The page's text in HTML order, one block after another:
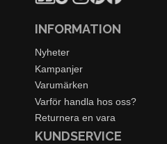
INFORMATION
Nyheter
Kampanjer
Varumärken
Varför handla hos oss?
Returnera en vara
KUNDSERVICE